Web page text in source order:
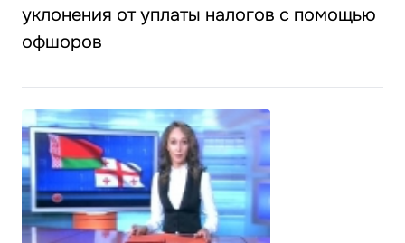
уклонения от уплаты налогов с помощью
офшоров